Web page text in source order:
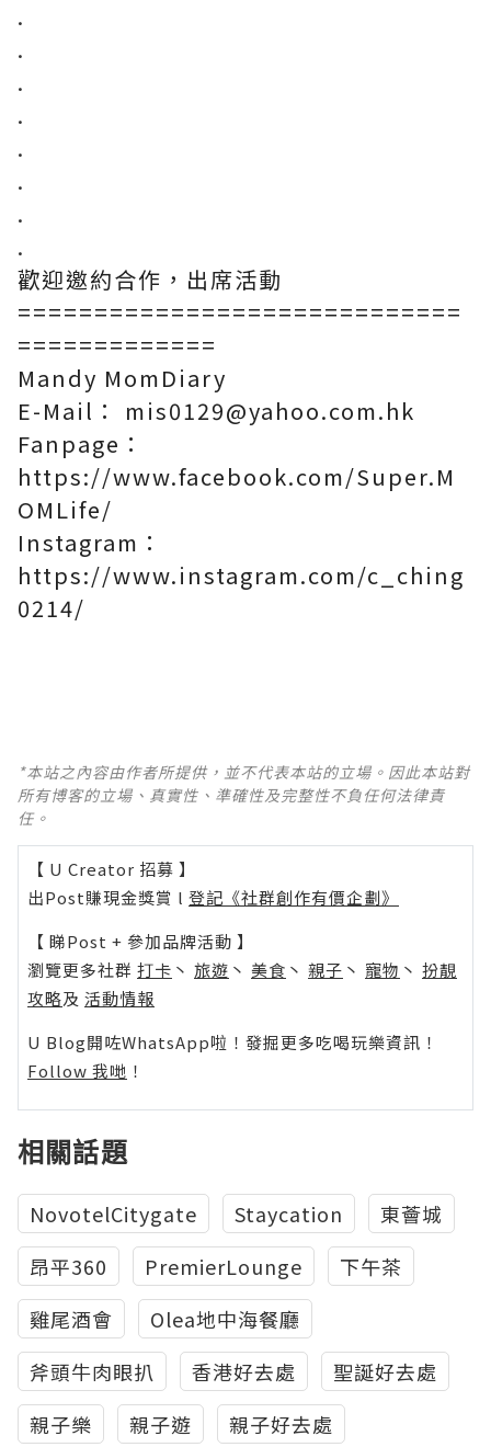
.
.
.
.
.
.
.
.
歡迎邀約合作，出席活動
=============================
=============
Mandy MomDiary
E-Mail： mis0129@yahoo.com.hk
Fanpage：
https://www.facebook.com/Super.M
OMLife/
Instagram：
https://www.instagram.com/c_ching
0214/
*本站之內容由作者所提供，並不代表本站的立場。因此本站對
所有博客的立場、真實性、準確性及完整性不負任何法律責
任。
【 U Creator 招募 】
出Post賺現金獎賞 l 登記《社群創作有價企劃》
【 睇Post + 參加品牌活動 】
瀏覽更多社群 打卡 丶 旅遊 丶 美食 丶 親子 丶 寵物 丶 扮靚
攻略及 活動情報
U Blog開咗WhatsApp啦！發掘更多吃喝玩樂資訊！
Follow 我哋 ！
相關話題
NovotelCitygate Staycation
東薈城
昂平360
PremierLounge
下午茶
雞尾酒會
Olea地中海餐廳
斧頭牛肉眼扒
香港好去處
聖誕好去處
親子樂
親子遊 親子好去處